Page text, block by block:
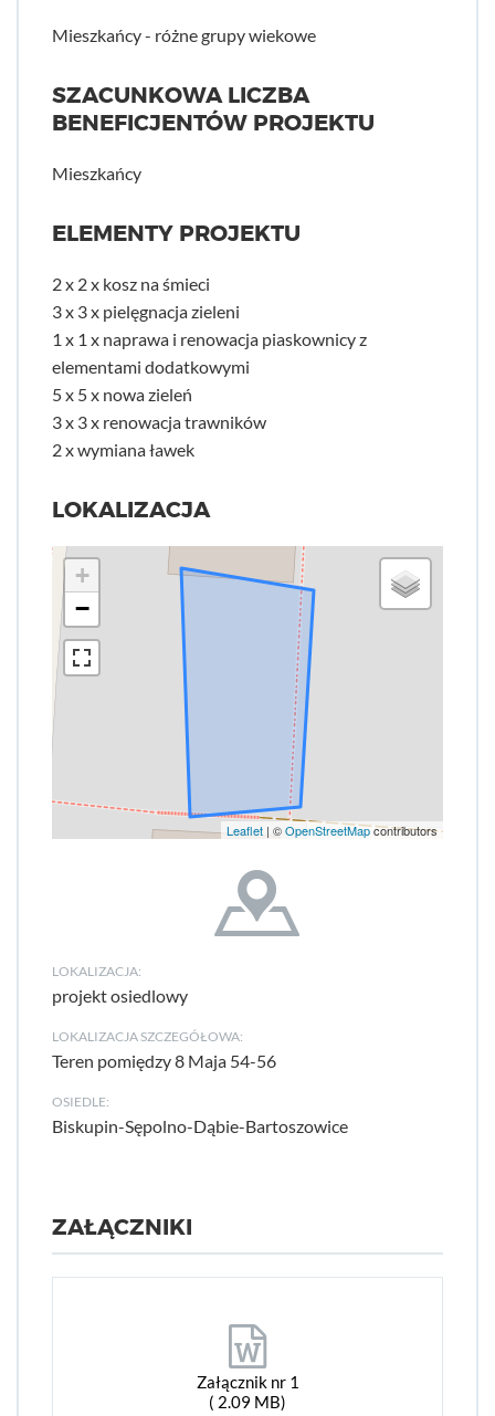
Mieszkańcy - różne grupy wiekowe
SZACUNKOWA LICZBA
BENEFICJENTÓW PROJEKTU
Mieszkańcy
ELEMENTY PROJEKTU
2 x 2 x kosz na śmieci
3 x 3 x pielęgnacja zieleni
1 x 1 x naprawa i renowacja piaskownicy z
elementami dodatkowymi
5 x 5 x nowa zieleń
3 x 3 x renowacja trawników
2 x wymiana ławek
LOKALIZACJA
+
−
Leaflet | ©OpenStreetMapcontributors
LOKALIZACJA:
projekt osiedlowy
LOKALIZACJA SZCZEGÓŁOWA:
Teren pomiędzy 8 Maja 54-56
OSIEDLE:
Biskupin-Sępolno-Dąbie-Bartoszowice
ZAŁĄCZNIKI
Załącznik nr 1
( 2.09 MB)